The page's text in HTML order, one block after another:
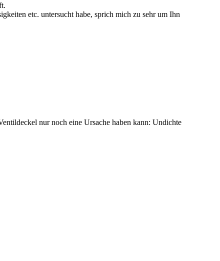
etc. untersucht habe, sprich mich zu sehr um Ihn
nur noch eine Ursache haben kann: Undichte